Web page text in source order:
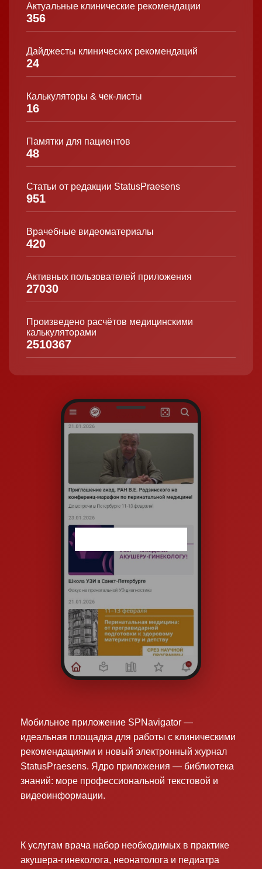
Актуальные клинические рекомендации
356
Дайджесты клинических рекомендаций
24
Калькуляторы & чек-листы
16
Памятки для пациентов
48
Статьи от редакции StatusPraesens
951
Врачебные видеоматериалы
420
Активных пользователей приложения
27030
Произведено расчётов медицинскими
калькуляторами
2510367
Мобильное приложение SPNavigator —
идеальная площадка для работы с клиническими
рекомендациями и новый электронный журнал
StatusPraesens. Ядро приложения — библиотека
знаний: море профессиональной текстовой и
видеоинформации.
К услугам врача набор необходимых в практике
акушера-гинеколога, неонатолога и педиатра